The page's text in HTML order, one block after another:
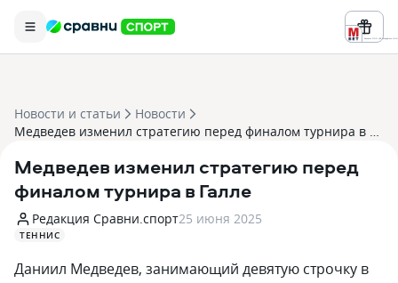
Реклама ООО «БК «Марафон» ИНН
Новости и статьи
Новости
Медведев изменил стратегию перед финалом турнира в Галле
Медведев изменил стратегию перед
финалом турнира в Галле
Редакция Сравни.спорт25 июня 2025
ТЕННИС
Даниил Медведев, занимающий девятую строчку в